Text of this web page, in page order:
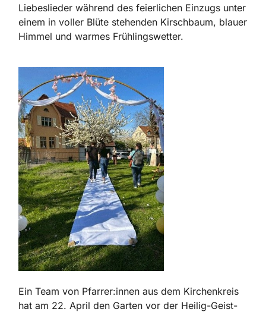
Liebeslieder während des feierlichen Einzugs unter
einem in voller Blüte stehenden Kirschbaum, blauer
Himmel und warmes Frühlingswetter.
Ein Team von Pfarrer:innen aus dem Kirchenkreis
hat am 22. April den Garten vor der Heilig-Geist-